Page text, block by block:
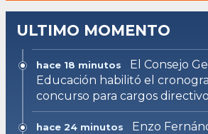
ULTIMO MOMENTO
hace 18 minutos
El Consejo
Educación habilitó el
concurso para cargos
hace 24 minutos
Enzo